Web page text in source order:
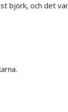
björk, och det